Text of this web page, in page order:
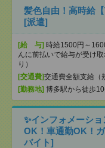
髪色自由！高時給
[派遣]
[給 与] 時給1500円～
んに前払いで給与が受け
り）
[交通費]交通費全額支給（
[勤務地] 博多駅から徒歩
✨インフォメーシ
OK！車通勤OK！
バイト]